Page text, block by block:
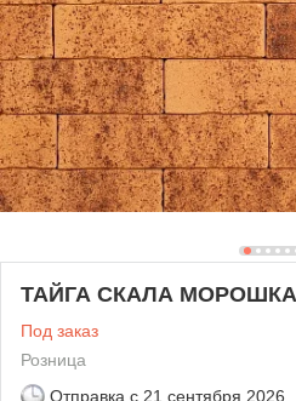
ТАЙГА СКАЛА МОРОШКА
Под заказ
Розница
Отправка с 21 сентября 2026